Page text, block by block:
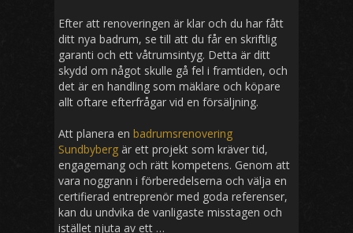
Efter att renoveringen är klar och du har fått
ditt nya badrum, se till att du får en skriftlig
garanti och ett våtrumsintyg. Detta är ditt
skydd om något skulle gå fel i framtiden, och
det är en handling som mäklare och köpare
allt oftare efterfrågar vid en försäljning.
Att planera en badrumsrenovering
Sundbyberg är ett projekt som kräver tid,
engagemang och rätt kompetens. Genom att
vara noggrann i förberedelserna och välja en
certifierad entreprenör med goda referenser,
kan du undvika de vanligaste misstagen och
istället njuta av ett …